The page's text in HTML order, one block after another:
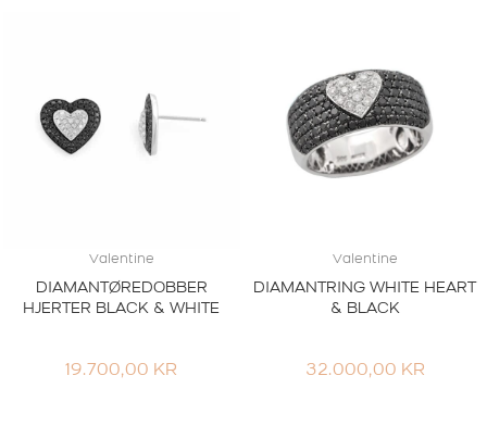
Valentine
DIAMANTØREDOBBER
HJERTER BLACK & WHITE
19.700,00 KR
Valentine
DIAMANTRING WHITE HEART
& BLACK
32.000,00 KR